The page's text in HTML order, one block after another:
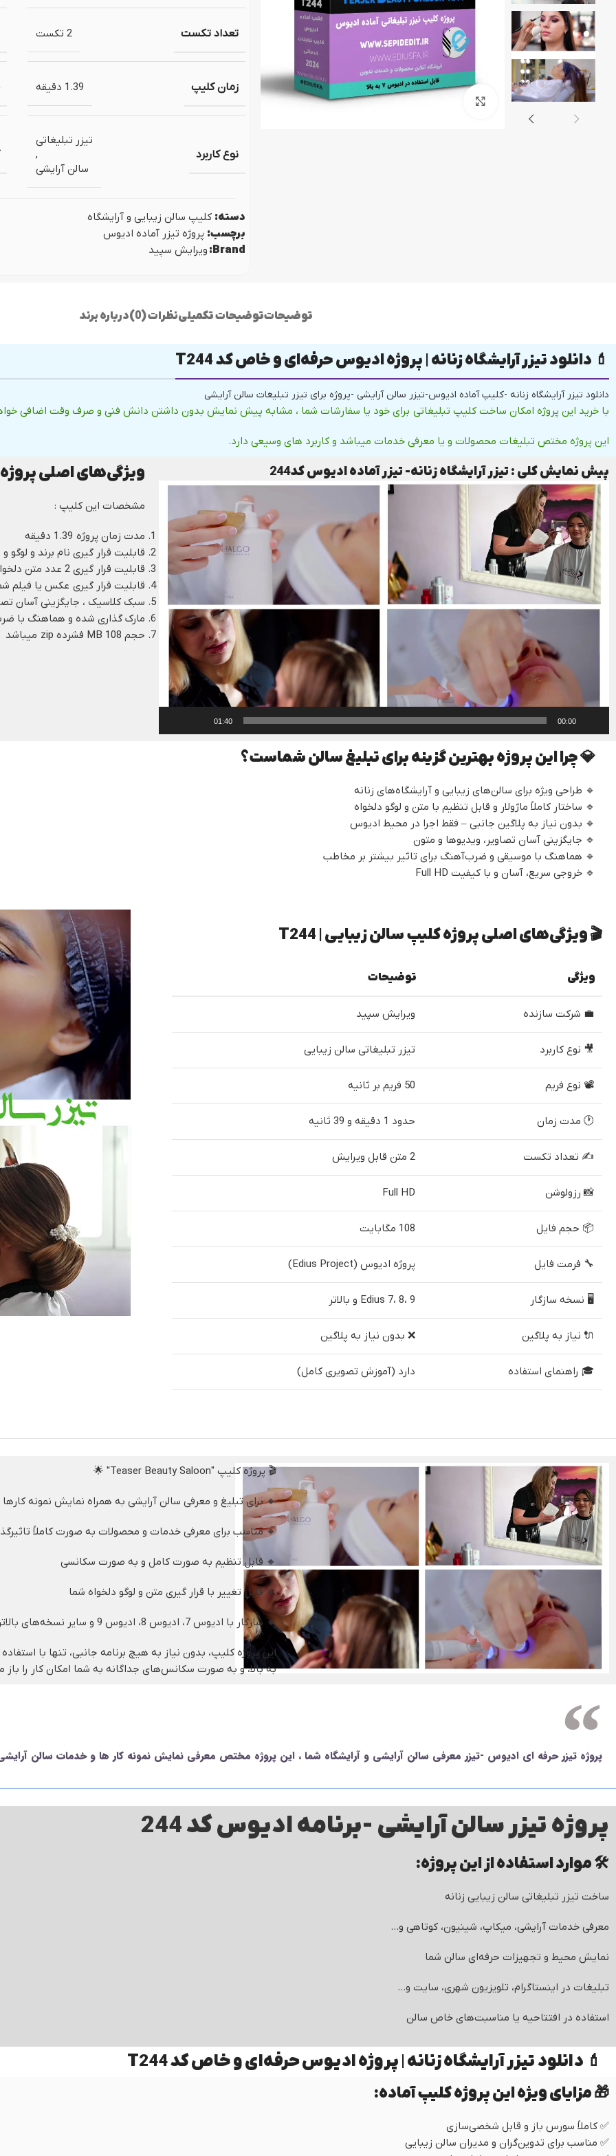
کلیپ تیتراژ پایان عروسی
تعداد تکست 2 تکست
زمان کلیپ 1.39 دقیقه
نوع کاربرد
تیزر تبلیغاتی
,
سالن آرایشی
دسته: کلیپ سالن زیبایی و آرایشگاه
برچسب: پروژه تیزر آماده ادیوس
Brand: ویرایش سپید
توضیحاتتوضیحات تکمیلینظرات (0) درباره برند
💄 دانلود تیزر آرایشگاه زنانه | پروژه ادیوس حرفه‌ای و خاص کد T244
دانلود تیزر آرایشگاه زنانه -کلیپ آماده ادیوس-تیزر سالن آرایشی -پروژه برای تیزر تبلیغات سالن آرایشی
با خرید این پروژه امکان ساخت کلیپ تبلیغاتی برای خود یا سفارشات شما ، مشابه پیش نمایش بدون داشتن دانش فنی و صرف وقت اضافی
این پروژه مختص تبلیغات محصولات و یا معرفی خدمات میباشد و کاربرد های وسیعی دارد.
پیش نمایش کلی : تیزر آرایشگاه زنانه- تیزر آماده ادیوس کد244
ویدیو
00:00
01:40
ویژگی‌های اصلی
مشخصات این کلیپ :
مدت زمان پروژه 1.39 دقیقه
قابلیت قرار گیری نام برند و
قابلیت قرار گیری 2 عدد متن دلخواه شما
قابلیت قرار گیری عکس یا فیلم
سبک کلاسیک ، جایگزینی آسان
مارک گذاری شده و هماهنگ با
حجم 108 MB فشرده zip میباشد
💎 چرا این پروژه بهترین گزینه برای تبلیغ سالن شماست؟
🔹 طراحی ویژه برای سالن‌های زیبایی و آرایشگاه‌های زنانه
🔹 ساختار کاملاً ماژولار و قابل تنظیم با متن و لوگو دلخواه
🔹 بدون نیاز به پلاگین جانبی – فقط اجرا در محیط ادیوس
🔹 جایگزینی آسان تصاویر، ویدیوها و متون
🔹 هماهنگ با موسیقی و ضرب‌آهنگ برای تاثیر بیشتر بر مخاطب
🔹 خروجی سریع، آسان و با کیفیت Full HD
🎬 ویژگی‌های اصلی پروژه کلیپ سالن زیبایی | T244
ویژگی توضیحات
💼 شرکت سازنده ویرایش سپید
🎥 نوع کاربرد تیزر تبلیغاتی سالن زیبایی
📽 نوع فریم 50 فریم بر ثانیه
🕐 مدت زمان حدود 1 دقیقه و 39 ثانیه
✍ تعداد تکست 2 متن قابل ویرایش
📸 رزولوشن Full HD
📦 حجم فایل 108 مگابایت
🔧 فرمت فایل پروژه ادیوس (Edius Project)
🖥 نسخه سازگار Edius 7، 8، 9 و بالاتر
🔌 نیاز به پلاگین ❌ بدون نیاز به پلاگین
🎓 راهنمای استفاده دارد (آموزش تصویری کامل)
🎬 پروژه کلیپ "Teaser Beauty Saloon" 🌟
🔸 برای تبلیغ و معرفی سالن آرایشی به همراه نمایش نمونه کارها
🔸 مناسب برای معرفی خدمات و محصولات به صورت کاملاً
🔸 قابل تنظیم به صورت کامل و به صورت سکانسی
🔸 قابل تغییر با قرار گیری متن و لوگو دلخواه شما
🔸 سازگار با ادیوس 7، ادیوس 8، ادیوس 9 و سایر نسخه‌های بالاتر
به بالا، و به صورت سکانس‌های جداگانه به شما امکان کار را باز
پروژه تیزر حرفه ای ادیوس -تیزر معرفی سالن آرایشی و آرایشگاه شما ، این پروژه مختص معرفی نمایش نمونه کار ها و خدمات سالن
پروژه تیزر سالن آرایشی -برنامه ادیوس کد 244
🛠 موارد استفاده از این پروژه:
ساخت تیزر تبلیغاتی سالن زیبایی زنانه
معرفی خدمات آرایشی، میکاپ، شینیون، کوتاهی و…
نمایش محیط و تجهیزات حرفه‌ای سالن شما
تبلیغات در اینستاگرام، تلویزیون شهری، سایت و…
استفاده در افتتاحیه یا مناسبت‌های خاص سالن
💄 دانلود تیزر آرایشگاه زنانه | پروژه ادیوس حرفه‌ای و خاص کد T244
🎁 مزایای ویژه این پروژه کلیپ آماده:
✅ کاملاً سورس باز و قابل شخصی‌سازی
✅ مناسب برای تدوین‌گران و مدیران سالن زیبایی